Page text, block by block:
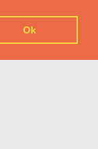
Ok